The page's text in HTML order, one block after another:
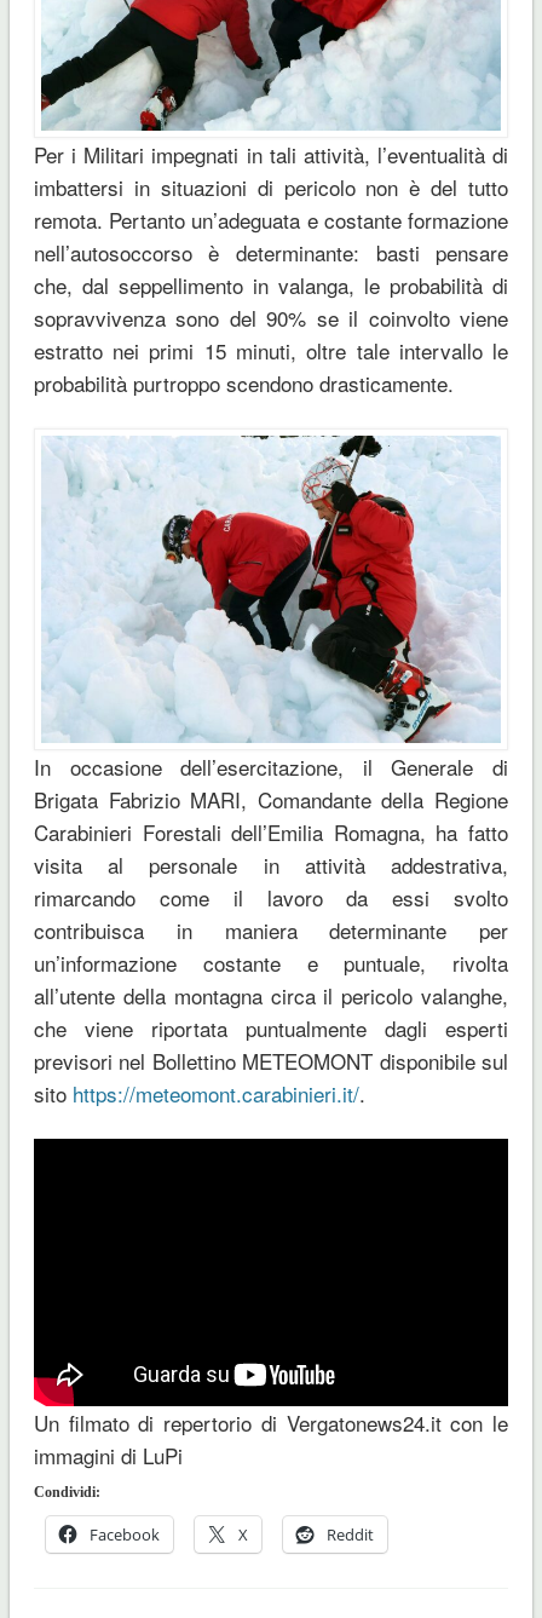
Per i Militari impegnati in tali attività, l’eventualità di
imbattersi in situazioni di pericolo non è del tutto
remota. Pertanto un’adeguata e costante formazione
nell’autosoccorso è determinante: basti pensare
che, dal seppellimento in valanga, le probabilità di
sopravvivenza sono del 90% se il coinvolto viene
estratto nei primi 15 minuti, oltre tale intervallo le
probabilità purtroppo scendono drasticamente.
In occasione dell’esercitazione, il Generale di
Brigata Fabrizio MARI, Comandante della Regione
Carabinieri Forestali dell’Emilia Romagna, ha fatto
visita al personale in attività addestrativa,
rimarcando come il lavoro da essi svolto
contribuisca in maniera determinante per
un’informazione costante e puntuale, rivolta
all’utente della montagna circa il pericolo valanghe,
che viene riportata puntualmente dagli esperti
previsori nel Bollettino METEOMONT disponibile sul
sito https://meteomont.carabinieri.it/.
Un filmato di repertorio di Vergatonews24.it con le
immagini di LuPi
Condividi:
Facebook X Reddit